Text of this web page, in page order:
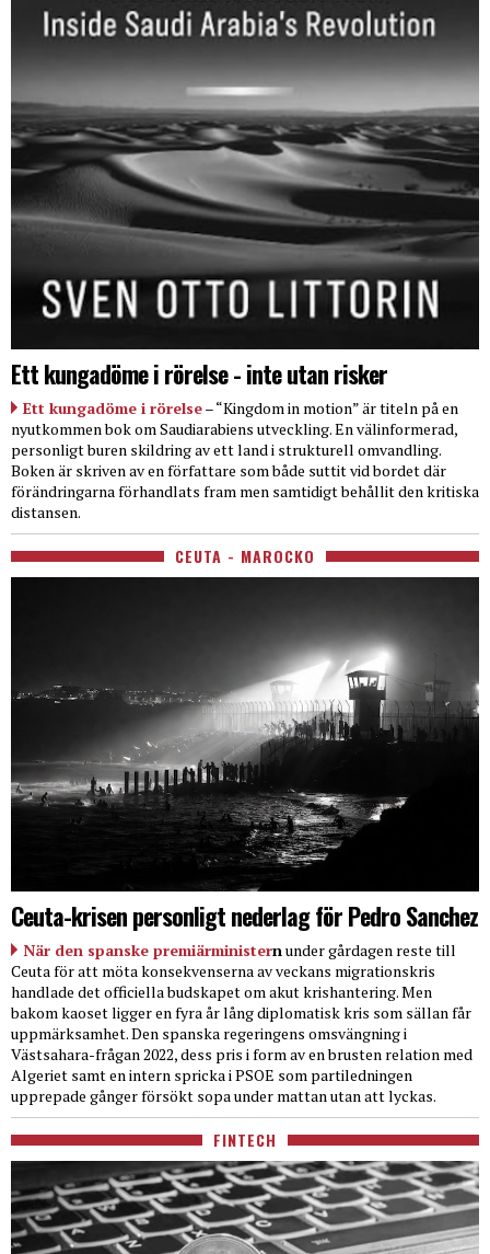
Ett kungadöme i rörelse - inte utan risker
Ett kungadöme i rörelse– “Kingdom in motion” är titeln på en
nyutkommen bok om Saudiarabiens utveckling. En välinformerad,
personligt buren skildring av ett land i strukturell omvandling.
Boken är skriven av en författare som både suttit vid bordet där
förändringarna förhandlats fram men samtidigt behållit den kritiska
distansen.
CEUTA - MAROCKO
Ceuta-krisen personligt nederlag för Pedro Sanchez
När den spanske premiärministernunder gårdagen reste till
Ceuta för att möta konsekvenserna av veckans migrationskris
handlade det officiella budskapet om akut krishantering. Men
bakom kaoset ligger en fyra år lång diplomatisk kris som sällan får
uppmärksamhet. Den spanska regeringens omsvängning i
Västsahara-frågan 2022, dess pris i form av en brusten relation med
Algeriet samt en intern spricka i PSOE som partiledningen
upprepade gånger försökt sopa under mattan utan att lyckas.
FINTECH